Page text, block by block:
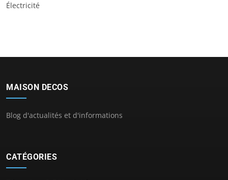
Électricité
MAISON DECOS
Blog d'actualités et d'informations
CATÉGORIES